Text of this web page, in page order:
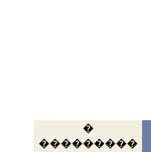
�
���������